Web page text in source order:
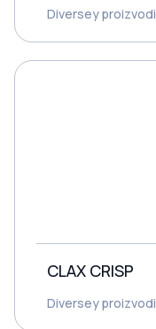
Diversey proizvodi
CLAX CRISP
Diversey proizvodi